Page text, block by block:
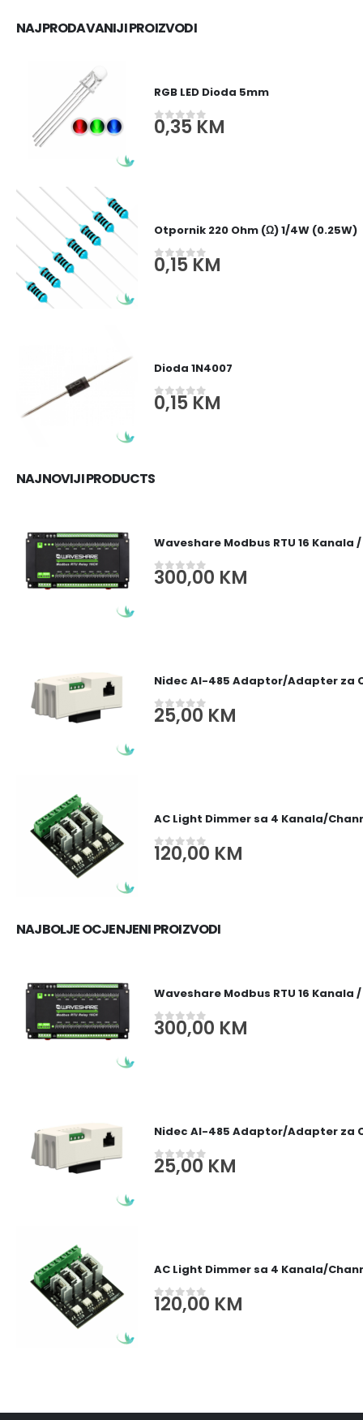
NAJPRODAVANIJI PROIZVODI
RGB LED Dioda 5mm
0out of 5
0,35KM
Otpornik 220 Ohm (Ω) 1/4W (0.25W)
0out of 5
0,15KM
Dioda 1N4007
0out of 5
0,15KM
NAJNOVIJI PRODUCTS
Waveshare Modbus RTU 16
0out of 5
300,00 KM
Nidec AI-485 Adaptor/Adapter za
0out of 5
25,00KM
AC Light Dimmer sa 4 Kanala/
out of 5
120,00 KM
NAJBOLJE OCJENJENI PROIZVODI
Waveshare Modbus RTU 16
0out of 5
300,00 KM
Nidec AI-485 Adaptor/Adapter za
0out of 5
25,00KM
AC Light Dimmer sa 4 Kanala/
out of 5
120,00 KM